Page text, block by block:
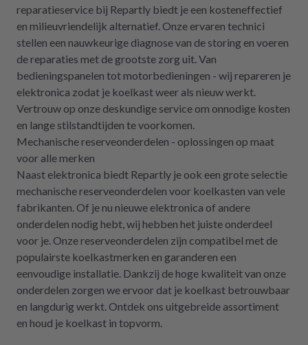
reparatieservice bij Repartly biedt je een kosteneffectief
en milieuvriendelijk alternatief. Onze ervaren technici
stellen een nauwkeurige diagnose van de storing en voeren
de reparaties met de grootste zorg uit. Van
bedieningspanelen tot motorbedieningen - wij repareren je
elektronica zodat je koelkast weer als nieuw werkt.
Vertrouw op onze deskundige service om onnodige kosten
en lange stilstandtijden te voorkomen.
Mechanische reserveonderdelen - oplossingen op maat
voor alle merken
Naast elektronica biedt Repartly je ook een grote selectie
mechanische reserveonderdelen voor koelkasten van vele
fabrikanten. Of je nu nieuwe elektronica of andere
onderdelen nodig hebt, wij hebben het juiste onderdeel
voor je. Onze reserveonderdelen zijn compatibel met de
populairste koelkastmerken en garanderen een
eenvoudige installatie. Dankzij de hoge kwaliteit van onze
onderdelen zorgen we ervoor dat je koelkast betrouwbaar
en langdurig werkt. Ontdek ons uitgebreide assortiment
en houd je koelkast in topvorm.